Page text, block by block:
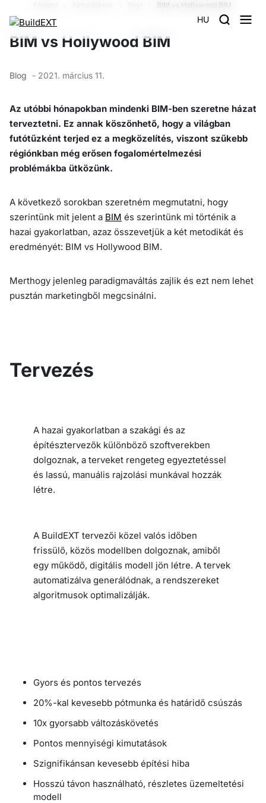
HU
BIM vs Hollywood BIM
BIM vs Hollywood BIM
Blog - 2021. március 11.
Az utóbbi hónapokban mindenki BIM-ben szeretne házat
terveztetni. Ez annak köszönhető, hogy a világban
futótűzként terjed ez a megközelítés, viszont szűkebb
régiónkban még erősen fogalomértelmezési
problémákba ütközünk.
A következő sorokban szeretném megmutatni, hogy
szerintünk mit jelent a BIM és szerintünk mi történik a
hazai gyakorlatban, azaz összevetjük a két metodikát és
eredményét: BIM vs Hollywood BIM.
Merthogy jelenleg paradigmaváltás zajlik és ezt nem lehet
pusztán marketingből megcsinálni.
Tervezés
A hazai gyakorlatban a szakági és az
építésztervezők különböző szoftverekben
dolgoznak, a terveket rengeteg egyeztetéssel
és lassú, manuális rajzolási munkával hozzák
létre.
A BuildEXT tervezői közel valós időben
frissülő, közös modellben dolgoznak, amiből
egy működő, digitális modell jön létre. A tervek
automatizálva generálódnak, a rendszereket
algoritmusok optimalizálják.
Gyors és pontos tervezés
20%-kal kevesebb pótmunka és határidő csúszás
10x gyorsabb változáskövetés
Pontos mennyiségi kimutatások
Szignifikánsan kevesebb építési hiba
Hosszú távon használható, részletes üzemeltetési
modell